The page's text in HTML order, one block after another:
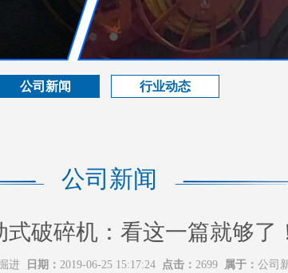
公司新闻 行业动态
公司新闻
式破碎机：看这一篇就够了
进 日期： 2019-06-25 15:17:24 点击： 2699 属于： 公司